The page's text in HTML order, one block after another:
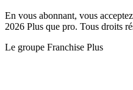
En vous abonnant, vous
2026 Plus que pro. Tous droits
Le groupe Franchise Plus